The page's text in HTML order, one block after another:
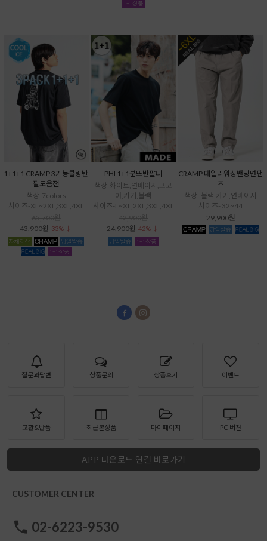
1+1+1 CRAMP 3기능쿨링반
팔모음전
색상-7colors
사이즈-XL~2XL,3XL,4XL
43,900원 33% ↓
PHI 1+1분또반팔티
색상-화이트,연베이지,코코
아,카키,블랙
사이즈-L~XL,2XL,3XL,4XL
24,900원 42% ↓
CRAMP 데일리워싱밴딩면팬
츠
색상- 블랙,카키,연베이지
사이즈- 32~44
29,900원
질문과답변 상품문의 상품후기 이벤트
교환&반품 최근본상품 마이페이지 PC 버젼
APP 다운로드 연결 바로가기
CUSTOMER CENTER
02-6223-9530